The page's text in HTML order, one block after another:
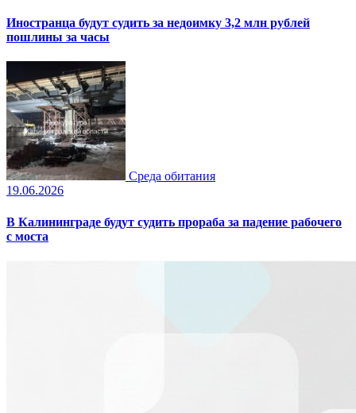
Иностранца будут судить за недоимку 3,2 млн рублей
пошлины за часы
Среда обитания
19.06.2026
В Калининграде будут судить прораба за падение рабочего
с моста